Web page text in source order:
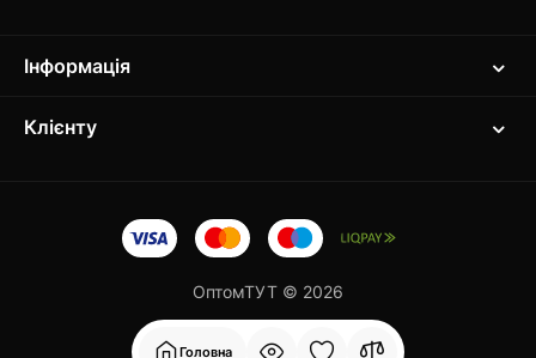
Головна
Інформація
Клієнту
ОптомТУТ © 2026